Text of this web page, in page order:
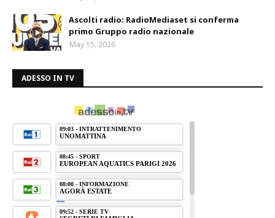
Ascolti radio: RadioMediaset si conferma
primo Gruppo radio nazionale
May 15, 2026
ADESSO IN TV